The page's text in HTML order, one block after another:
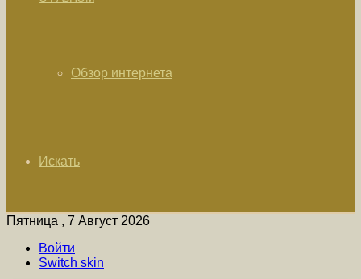
Обзор интернета
Искать
Пятница , 7 Август 2026
Войти
Switch skin